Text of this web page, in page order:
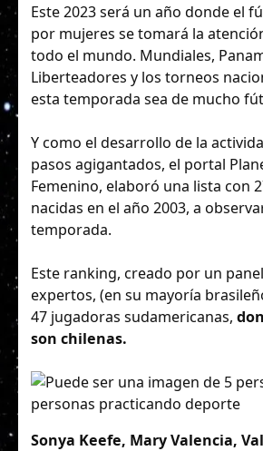
Este 2023 será un año donde el
por mujeres se tomará la
todo el mundo. Mundiales,
Liberteadores y los torneos
esta temporada sea de mucho
Y como el desarrollo de la
pasos agigantados, el portal
Femenino, elaboró una lista con
nacidas en el año 2003, a
temporada.
Este ranking, creado por un
expertos, (en su mayoría
47 jugadoras sudamericanas,
son chilenas.
Sonya Keefe, Mary Valencia,